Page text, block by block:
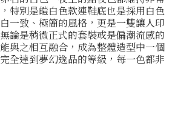
特別是皚白色款連鞋底也是採用白色
一致、極簡的風格，更是一雙讓人印
無論是稍微正式的套裝或是偏潮流感的
與之相互融合，成為整體造型中一個
完全達到夢幻逸品的等級，每一色都非